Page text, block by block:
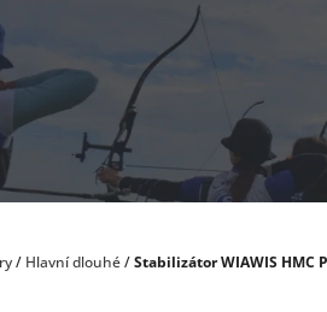
/ Hlavní dlouhé/Stabilizátor WIAWIS HMC